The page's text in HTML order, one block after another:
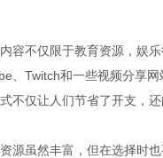
容不仅限于教育资源，娱
、Twitch和一些视频分享
不仅让人们节省了开支，
源虽然丰富，但在选择时